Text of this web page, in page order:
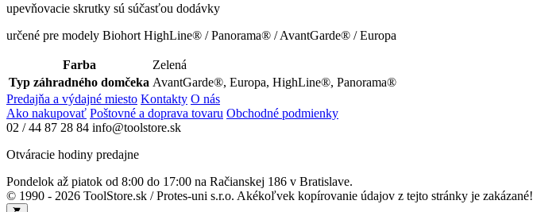
upevňovacie skrutky sú súčasťou dodávky
určené pre modely Biohort HighLine® / Panorama® / AvantGarde® / Europa
Farba
Zelená
Typ záhradného domčeka AvantGarde®, Europa, HighLine®, Panorama®
Predajňa a výdajné miesto Kontakty O nás
Ako nakupovať Poštovné a doprava tovaru Obchodné podmienky
02 / 44 87 28 84 info@toolstore.sk
Otváracie hodiny predajne
Pondelok až piatok od 8:00 do 17:00 na Račianskej 186 v Bratislave.
© 1990 - 2026 ToolStore.sk / Protes-uni s.r.o. Akékoľvek kopírovanie údajov z tejto stránky je zakázané!